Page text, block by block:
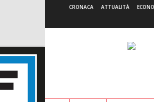
CRONACA ATTUALITÀ